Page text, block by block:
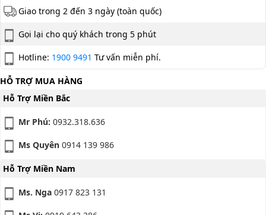
Giao trong 2 đến 3 ngày (toàn quốc)
Gọi lại cho quý khách trong 5 phút
Hotline: 1900 9491 Tư vấn miễn phí.
HỖ TRỢ MUA HÀNG
Hỗ Trợ Miền Bắc
Mr Phú: 0932.318.636
Ms Quyên 0914 139 986
Hỗ Trợ Miền Nam
Ms. Nga 0917 823 131